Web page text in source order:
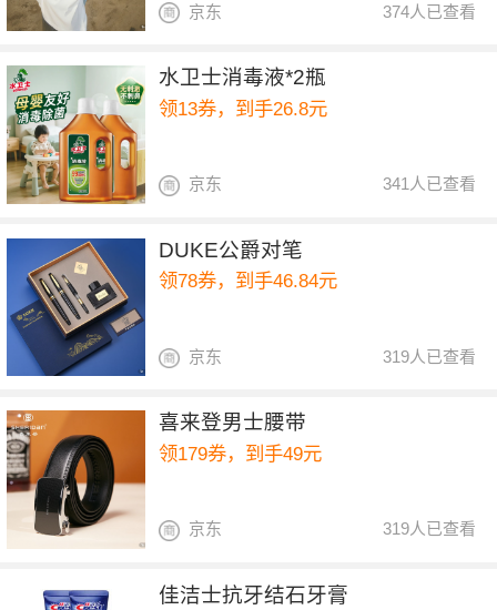
374人已查看
京东
水卫士消毒液*2瓶
领13券，到手26.8元
341人已查看
京东
DUKE公爵对笔
领78券，到手46.84元
319人已查看
京东
喜来登男士腰带
领179券，到手49元
319人已查看
京东
佳洁士抗牙结石牙膏